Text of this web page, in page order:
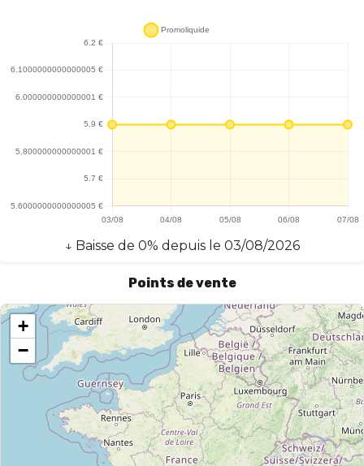
↓ Baisse de 0% depuis le 03/08/2026
Points de vente
+
−